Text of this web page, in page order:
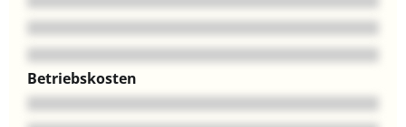
Betriebskosten